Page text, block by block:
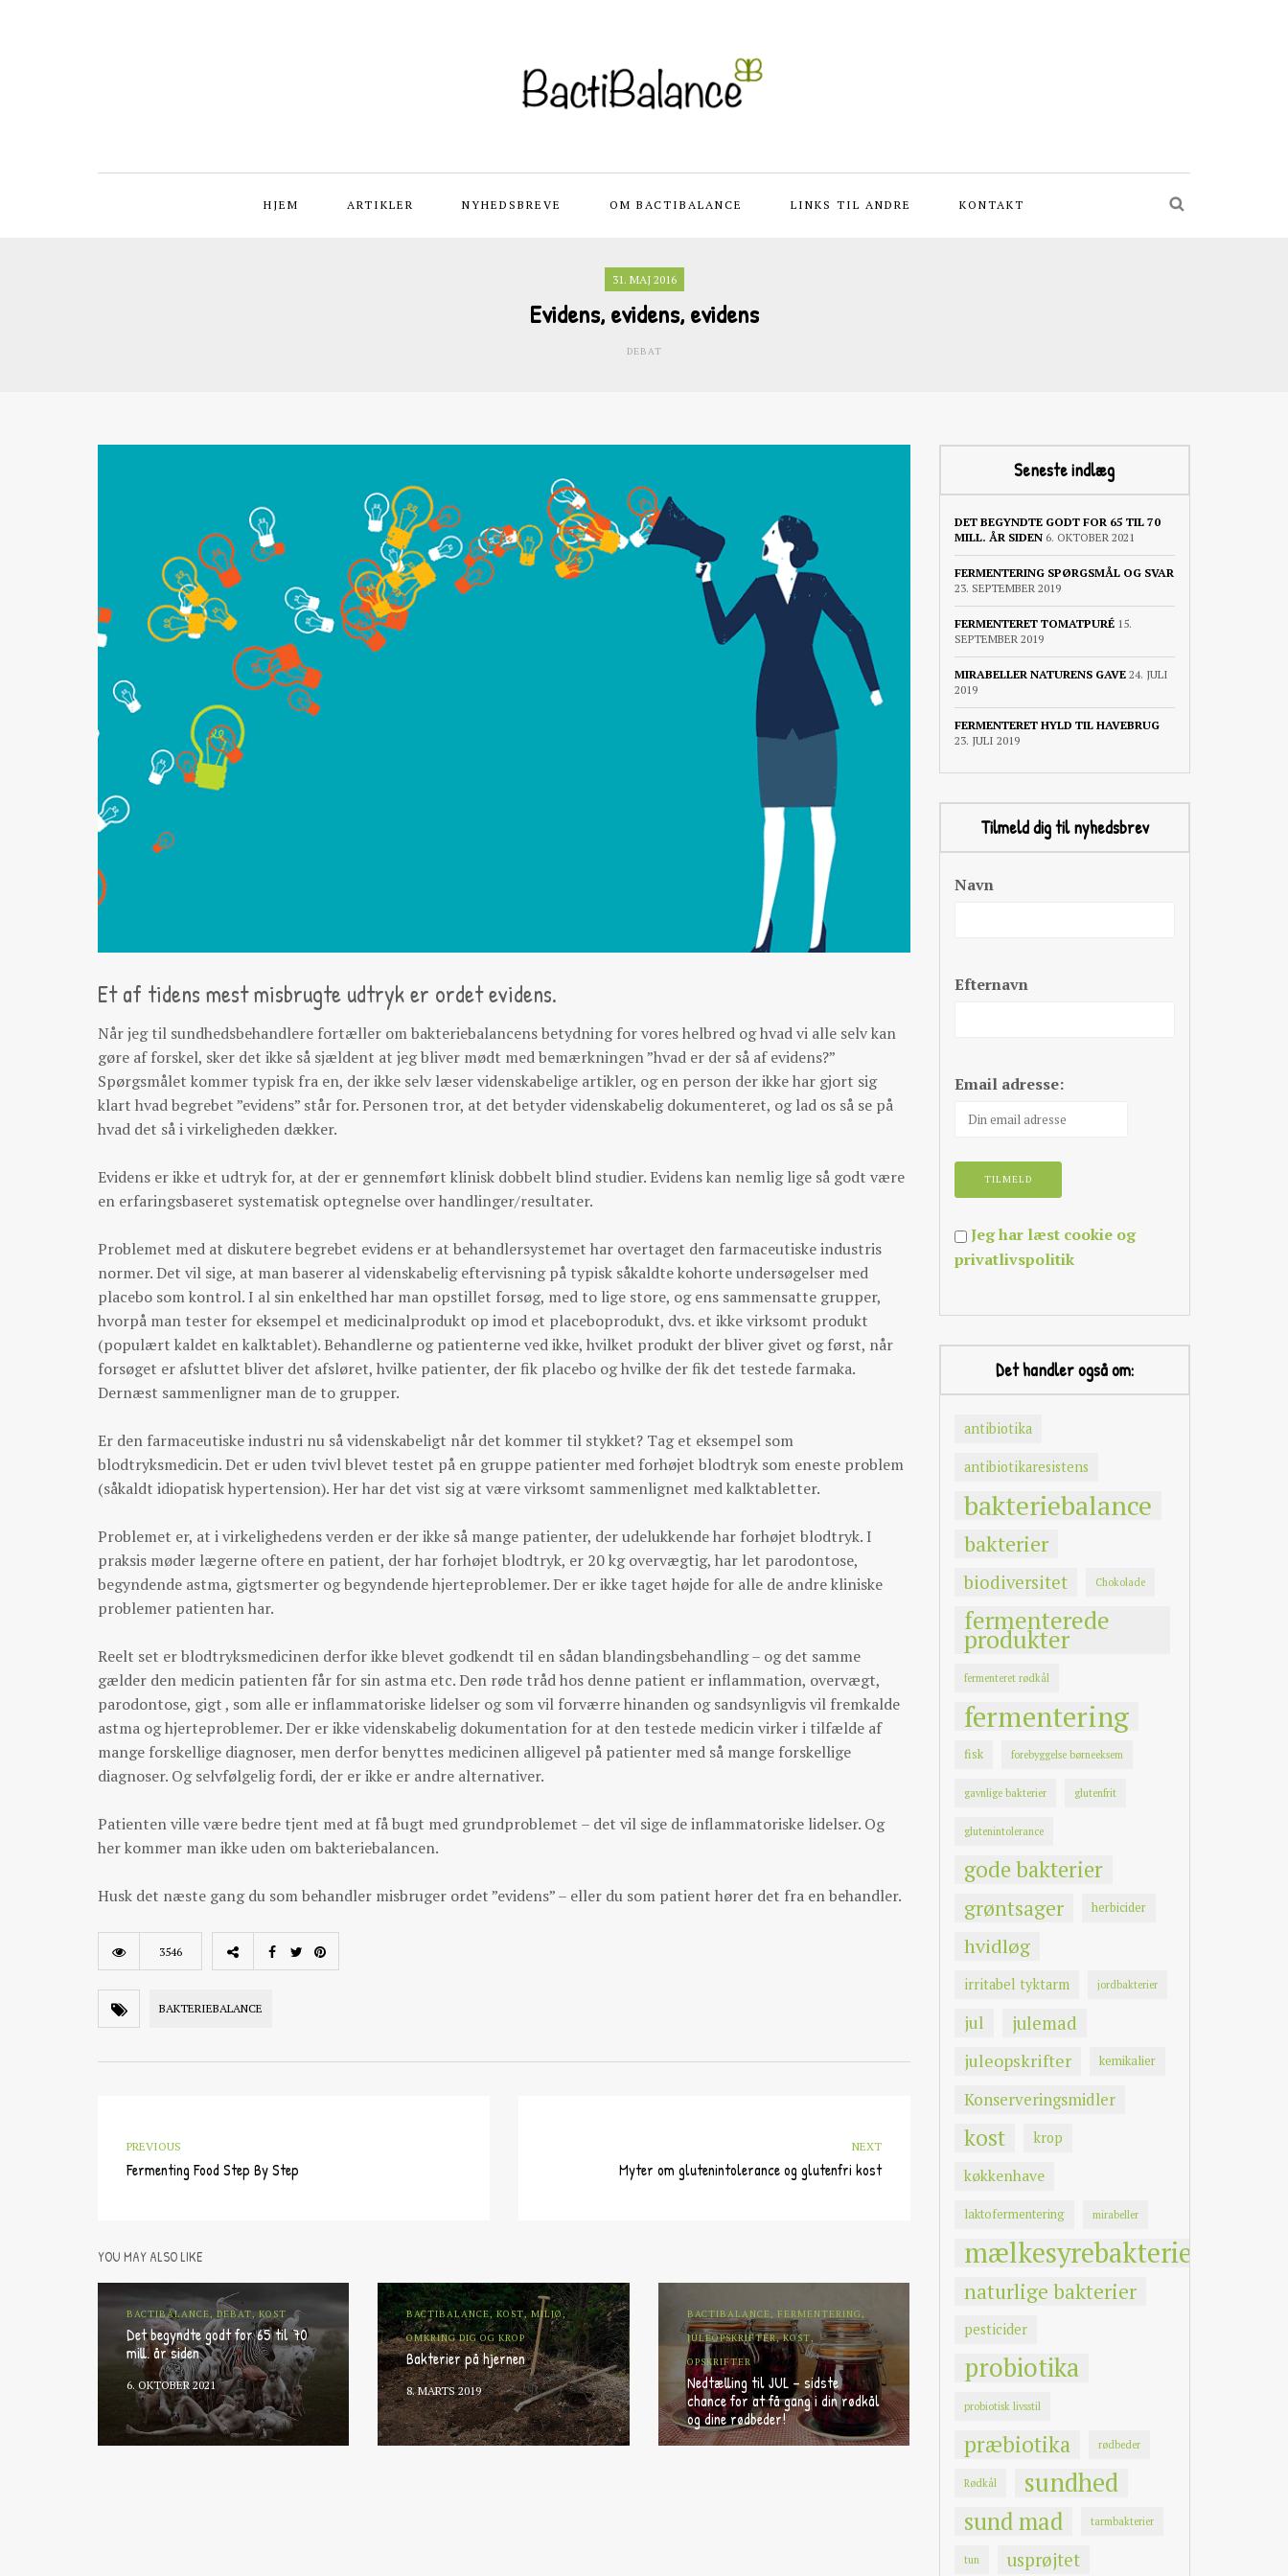
HJEM ARTIKLER NYHEDSBREVE OM BACTIBALANCE LINKS TIL ANDRE KONTAKT
31. MAJ 2016
Evidens, evidens, evidens
DEBAT
Et af tidens mest misbrugte udtryk er ordet evidens.
Når jeg til sundhedsbehandlere fortæller om bakteriebalancens betydning for vores helbred og hvad vi alle selv kan
gøre af forskel, sker det ikke så sjældent at jeg bliver mødt med bemærkningen ”hvad er der så af evidens?”
Spørgsmålet kommer typisk fra en, der ikke selv læser videnskabelige artikler, og en person der ikke har gjort sig
klart hvad begrebet ”evidens” står for. Personen tror, at det betyder videnskabelig dokumenteret, og lad os så se på
hvad det så i virkeligheden dækker.
Evidens er ikke et udtryk for, at der er gennemført klinisk dobbelt blind studier. Evidens kan nemlig lige så godt være
en erfaringsbaseret systematisk optegnelse over handlinger/resultater.
Problemet med at diskutere begrebet evidens er at behandlersystemet har overtaget den farmaceutiske industris
normer. Det vil sige, at man baserer al videnskabelig eftervisning på typisk såkaldte kohorte undersøgelser med
placebo som kontrol. I al sin enkelthed har man opstillet forsøg, med to lige store, og ens sammensatte grupper,
hvorpå man tester for eksempel et medicinalprodukt op imod et placeboprodukt, dvs. et ikke virksomt produkt
(populært kaldet en kalktablet). Behandlerne og patienterne ved ikke, hvilket produkt der bliver givet og først, når
forsøget er afsluttet bliver det afsløret, hvilke patienter, der fik placebo og hvilke der fik det testede farmaka.
Dernæst sammenligner man de to grupper.
Er den farmaceutiske industri nu så videnskabeligt når det kommer til stykket? Tag et eksempel som
blodtryksmedicin. Det er uden tvivl blevet testet på en gruppe patienter med forhøjet blodtryk som eneste problem
(såkaldt idiopatisk hypertension). Her har det vist sig at være virksomt sammenlignet med kalktabletter.
Problemet er, at i virkelighedens verden er der ikke så mange patienter, der udelukkende har forhøjet blodtryk. I
praksis møder lægerne oftere en patient, der har forhøjet blodtryk, er 20 kg overvægtig, har let parodontose,
begyndende astma, gigtsmerter og begyndende hjerteproblemer. Der er ikke taget højde for alle de andre kliniske
problemer patienten har.
Reelt set er blodtryksmedicinen derfor ikke blevet godkendt til en sådan blandingsbehandling – og det samme
gælder den medicin patienten får for sin astma etc. Den røde tråd hos denne patient er inflammation, overvægt,
parodontose, gigt , som alle er inflammatoriske lidelser og som vil forværre hinanden og sandsynligvis vil fremkalde
astma og hjerteproblemer. Der er ikke videnskabelig dokumentation for at den testede medicin virker i tilfælde af
mange forskellige diagnoser, men derfor benyttes medicinen alligevel på patienter med så mange forskellige
diagnoser. Og selvfølgelig fordi, der er ikke er andre alternativer.
Patienten ville være bedre tjent med at få bugt med grundproblemet – det vil sige de inflammatoriske lidelser. Og
her kommer man ikke uden om bakteriebalancen.
Husk det næste gang du som behandler misbruger ordet ”evidens” – eller du som patient hører det fra en behandler.
3546
BAKTERIEBALANCE
PREVIOUS
Fermenting Food Step By Step
NEXT
Myter om glutenintolerance og glutenfri kost
YOU MAY ALSO LIKE
BACTIBALANCE, DEBAT, KOST
Det begyndte godt for 65 til 70
mill. år siden
6. OKTOBER 2021
BACTIBALANCE, KOST, MILJØ,
OMKRING DIG OG KROP
Bakterier på hjernen
8. MARTS 2019
BACTIBALANCE, FERMENTERING,
JULEOPSKRIFTER, KOST,
OPSKRIFTER
Nedtælling til JUL – sidste
chance for at få gang i din rødkål
og dine rødbeder!
6. DECEMBER 2018
Seneste indlæg
DET BEGYNDTE GODT FOR 65 TIL 70
MILL. ÅR SIDEN 6. OKTOBER 2021
FERMENTERING SPØRGSMÅL OG SVAR
23. SEPTEMBER 2019
FERMENTERET TOMATPURÉ 15.
SEPTEMBER 2019
MIRABELLER NATURENS GAVE 24. JULI
2019
FERMENTERET HYLD TIL HAVEBRUG
23. JULI 2019
Tilmeld dig til nyhedsbrev
Navn
Efternavn
Email adresse:
Jeg har læst cookie og
privatlivspolitik
Det handler også om:
antibiotika
antibiotikaresistens
bakteriebalance
bakterier
biodiversitet Chokolade
fermenterede
produkter
fermenteret rødkål
fermentering
fisk forebyggelse børneeksem
gavnlige bakterier glutenfrit
glutenintolerance
gode bakterier
grøntsager herbicider
hvidløg
irritabel tyktarm jordbakterier
jul julemad
juleopskrifter kemikalier
Konserveringsmidler
kost krop
køkkenhave
laktofermentering mirabeller
mælkesyrebakterier
naturlige bakterier
pesticider
probiotika
probiotisk livsstil
præbiotika rødbeder
Rødkål sundhed
sund mad tarmbakterier
tun usprøjtet